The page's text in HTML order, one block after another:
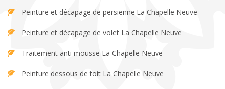
Peinture et décapage de persienne La Chapelle Neuve
Peinture et décapage de volet La Chapelle Neuve
Traitement anti mousse La Chapelle Neuve
Peinture dessous de toit La Chapelle Neuve